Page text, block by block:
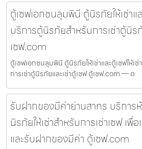
ตู้เซฟเอกชนลุมพินี ตู้นิรภัยให้เช่าแ
บริการตู้นิรภัยสำหรับการเช่าตู้นิร
เซฟ.com
ตู้เซฟเอกชนลุมพินี ตู้นิรภัยให้เช่าและตู้เซฟให้เ
การเช่าตู้นิรภัยและเช่าตู้เซฟ ตู้เซฟ.com — ต
รับฝากของมีค่าย่านสาทร บริกา
นิรภัยให้เช่าสำหรับการเช่าเซฟ เพื่
และรับฝากของมีค่า ตู้เซฟ.com